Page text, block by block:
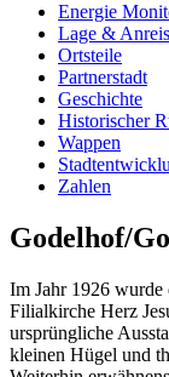
Energie
Lage &
Ortsteile
Partnerstadt
Geschichte
Historischer
Wappen
Zahlen
Godelhof/
Im Jahr 1926 wurde
Filialkirche Herz
ursprüngliche
kleinen Hügel und